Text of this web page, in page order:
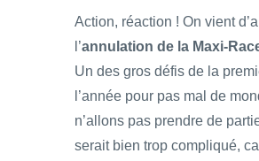
Action, réaction ! On vient
l’annulation de la Maxi-
Un des gros défis de la
l’année pour pas mal de
n’allons pas prendre de
serait bien trop compliqué,